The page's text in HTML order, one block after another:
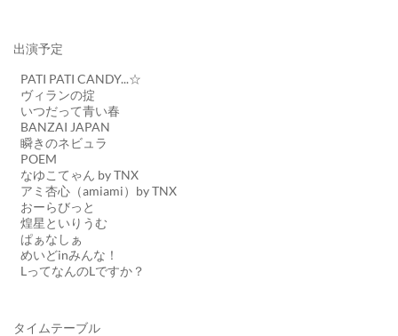
出演予定
PATI PATI CANDY...☆
ヴィランの掟
いつだって青い春
BANZAI JAPAN
瞬きのネビュラ
POEM
なゆこてゃん by TNX
アミ杏心（amiami）by TNX
おーらびっと
煌星といりうむ
ぱぁなしぁ
めいどinみんな！
LってなんのLですか？
タイムテーブル